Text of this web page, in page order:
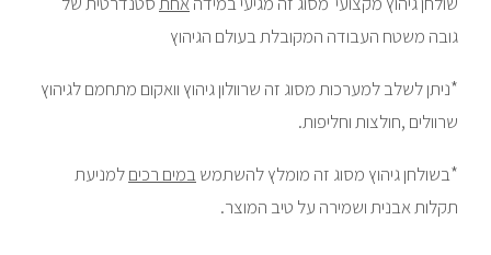
גובה משטח העבודה המקובלת בעולם הגיהוץ
*ניתן לשלב למערכות מסוג זה שרוולון גיהוץ וואקום מתחמם לגיהוץ
שרוולים ,חולצות וחליפות.
*בשולחן גיהוץ מסוג זה מומלץ להשתמשבמים רכיםלמניעת
תקלות אבנית ושמירה על טיב המוצר.